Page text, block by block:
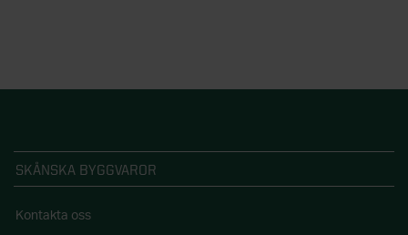
SKÅNSKA BYGGVAROR
Kontakta oss